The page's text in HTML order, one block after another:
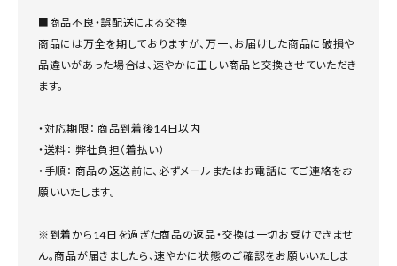
■商品不良・誤配送による交換
商品には万全を期しておりますが、万一、お届けした商品に破損や
品違いがあった場合は、速やかに正しい商品と交換させていただき
ます。
・対応期限： 商品到着後14日以内
・送料： 弊社負担（着払い）
・手順： 商品の返送前に、必ずメールまたはお電話にてご連絡をお
願いいたします。
※到着から14日を過ぎた商品の返品・交換は一切お受けできませ
ん。商品が届きましたら、速やかに状態のご確認をお願いいたしま